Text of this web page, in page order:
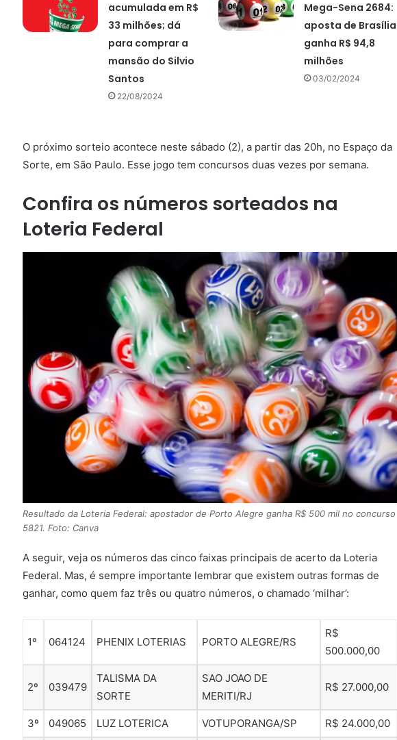
acumulada em R$
33 milhões; dá
para comprar a
mansão do Silvio
Santos
22/08/2024
Mega-Sena 2684:
aposta de Brasília
ganha R$ 94,8
milhões
03/02/2024
O próximo sorteio acontece neste sábado (2), a partir das 20h, no Espaço da
Sorte, em São Paulo. Esse jogo tem concursos duas vezes por semana.
Confira os números sorteados na
Loteria Federal
Resultado da Loteria Federal: apostador de Porto Alegre ganha R$ 500 mil no concurso
5821. Foto: Canva
A seguir, veja os números das cinco faixas principais de acerto da Loteria
Federal. Mas, é sempre importante lembrar que existem outras formas de
ganhar, como quem faz três ou quatro números, o chamado ‘milhar’:
1º 064124 PHENIX LOTERIAS PORTO ALEGRE/RS
R$
500.000,00
2º 039479
TALISMA DA
SORTE
SAO JOAO DE
MERITI/RJ
R$ 27.000,00
3º 049065 LUZ LOTERICA VOTUPORANGA/SP R$ 24.000,00